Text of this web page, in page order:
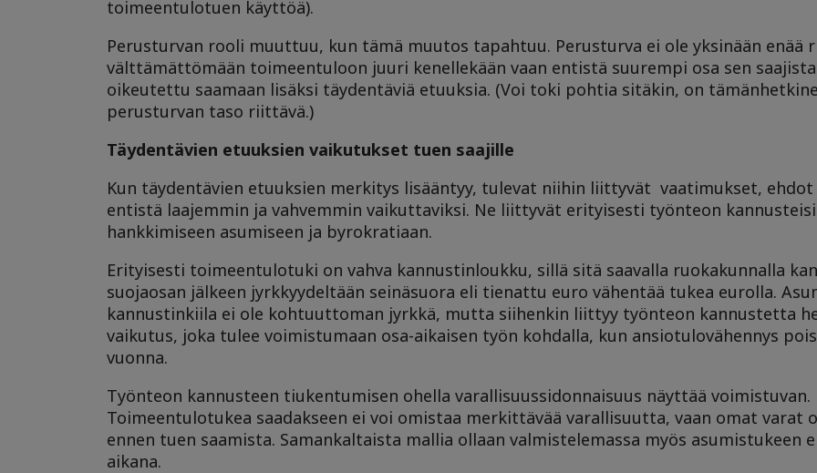
toimeentulotuen käyttöä).
Perusturvan rooli muuttuu, kun tämä muutos tapahtuu. Perusturva ei ole yksinään enää
välttämättömään toimeentuloon juuri kenellekään vaan entistä suurempi osa sen
oikeutettu saamaan lisäksi täydentäviä etuuksia. (Voi toki pohtia sitäkin, on
perusturvan taso riittävä.)
Täydentävien etuuksien vaikutukset tuen saajille
Kun täydentävien etuuksien merkitys lisääntyy, tulevat niihin liittyvät vaatimukset,
entistä laajemmin ja vahvemmin vaikuttaviksi. Ne liittyvät erityisesti työnteon
hankkimiseen asumiseen ja byrokratiaan.
Erityisesti toimeentulotuki on vahva kannustinloukku, sillä sitä saavalla ruokakunnalla
suojaosan jälkeen jyrkkyydeltään seinäsuora eli tienattu euro vähentää tukea eurolla.
kannustinkiila ei ole kohtuuttoman jyrkkä, mutta siihenkin liittyy työnteon kannustetta
vaikutus, joka tulee voimistumaan osa-aikaisen työn kohdalla, kun ansiotulovähennys
vuonna.
Työnteon kannusteen tiukentumisen ohella varallisuussidonnaisuus näyttää voimistuvan.
Toimeentulotukea saadakseen ei voi omistaa merkittävää varallisuutta, vaan omat varat
ennen tuen saamista. Samankaltaista mallia ollaan valmistelemassa myös asumistukeen
aikana.